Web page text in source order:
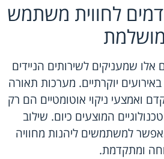
לחווית משתמש
מושלמת
שמעניקים לשירותים הניידים
יוקרתיים. מערכות תאורה
ואמצעי ניקוי אוטומטיים הם רק
המוצעים כיום. שילוב
למשתמשים ליהנות מחוויה
ומתקדמת.